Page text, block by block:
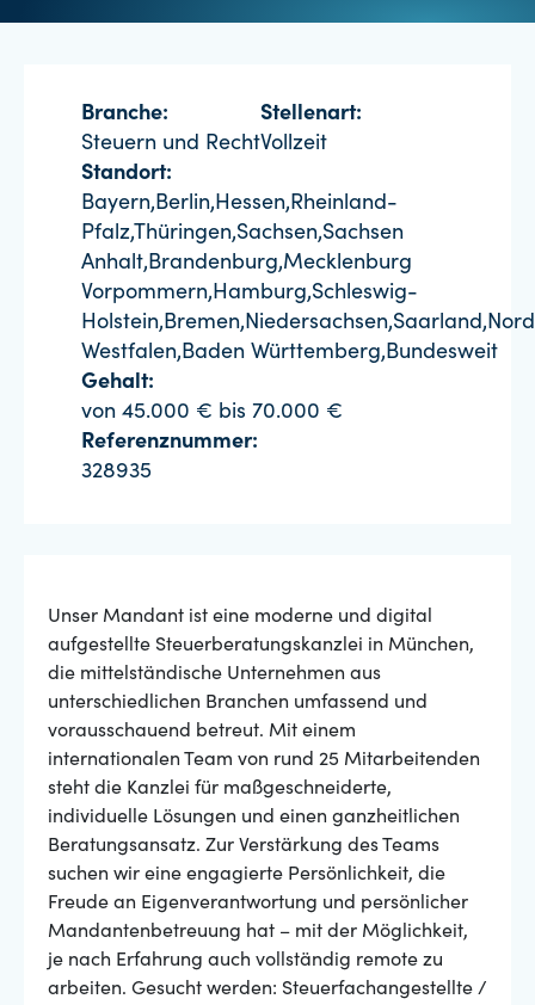
Branche:
Steuern und Recht
Stellenart:
Vollzeit
Standort:
Bayern,Berlin,Hessen,Rheinland-
Pfalz,Thüringen,Sachsen,Sachsen
Anhalt,Brandenburg,Mecklenburg
Vorpommern,Hamburg,Schleswig-
Westfalen,Baden Württemberg,Bundesweit
Gehalt:
von 45.000 € bis 70.000 €
Referenznummer:
328935
Unser Mandant ist eine moderne und digital
aufgestellte Steuerberatungskanzlei in München,
die mittelständische Unternehmen aus
unterschiedlichen Branchen umfassend und
vorausschauend betreut. Mit einem
internationalen Team von rund 25 Mitarbeitenden
steht die Kanzlei für maßgeschneiderte,
individuelle Lösungen und einen ganzheitlichen
Beratungsansatz. Zur Verstärkung des Teams
suchen wir eine engagierte Persönlichkeit, die
Freude an Eigenverantwortung und persönlicher
Mandantenbetreuung hat – mit der Möglichkeit,
je nach Erfahrung auch vollständig remote zu
arbeiten. Gesucht werden: Steuerfachangestellte /